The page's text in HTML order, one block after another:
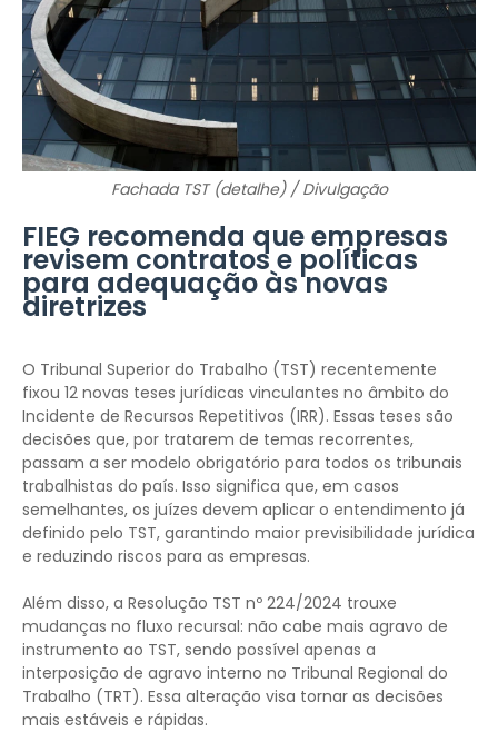
Fachada TST (detalhe) / Divulgação
FIEG recomenda que empresas
revisem contratos e políticas
para adequação às novas
diretrizes
O Tribunal Superior do Trabalho (TST) recentemente
fixou 12 novas teses jurídicas vinculantes no âmbito do
Incidente de Recursos Repetitivos (IRR). Essas teses são
decisões que, por tratarem de temas recorrentes,
passam a ser modelo obrigatório para todos os tribunais
trabalhistas do país. Isso significa que, em casos
semelhantes, os juízes devem aplicar o entendimento já
definido pelo TST, garantindo maior previsibilidade jurídica
e reduzindo riscos para as empresas.
Além disso, a Resolução TST nº 224/2024 trouxe
mudanças no fluxo recursal: não cabe mais agravo de
instrumento ao TST, sendo possível apenas a
interposição de agravo interno no Tribunal Regional do
Trabalho (TRT). Essa alteração visa tornar as decisões
mais estáveis e rápidas.